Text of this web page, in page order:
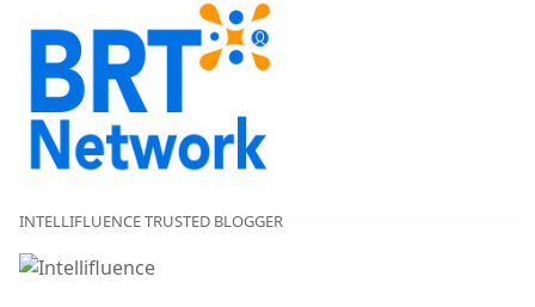
INTELLIFLUENCE TRUSTED BLOGGER